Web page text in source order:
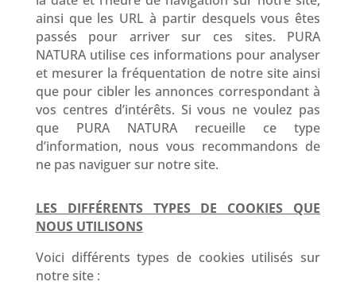
ainsi que les URL à partir desquels vous êtes
passés pour arriver sur ces sites. PURA
NATURA utilise ces informations pour analyser
et mesurer la fréquentation de notre site ainsi
que pour cibler les annonces correspondant à
vos centres d’intérêts. Si vous ne voulez pas
que PURA NATURA recueille ce type
d’information, nous vous recommandons de
ne pas naviguer sur notre site.
LES DIFFÉRENTS TYPES DE COOKIES QUE
NOUS UTILISONS
Voici différents types de cookies utilisés sur
notre site :